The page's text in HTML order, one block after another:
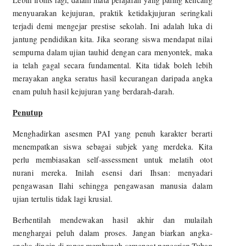
menyuarakan kejujuran, praktik ketidakjujuran seringkali
terjadi demi mengejar prestise sekolah. Ini adalah luka di
jantung pendidikan kita. Jika seorang siswa mendapat nilai
sempurna dalam ujian tauhid dengan cara menyontek, maka
ia telah gagal secara fundamental. Kita tidak boleh lebih
merayakan angka seratus hasil kecurangan daripada angka
enam puluh hasil kejujuran yang berdarah-darah.
Penutup
Menghadirkan asesmen PAI yang penuh karakter berarti
menempatkan siswa sebagai subjek yang merdeka. Kita
perlu membiasakan self-assessment untuk melatih otot
nurani mereka. Inilah esensi dari Ihsan: menyadari
pengawasan Ilahi sehingga pengawasan manusia dalam
ujian tertulis tidak lagi krusial.
Berhentilah mendewakan hasil akhir dan mulailah
menghargai peluh dalam proses. Jangan biarkan angka-